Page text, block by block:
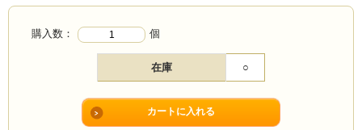
購入数： 個
在庫 ○